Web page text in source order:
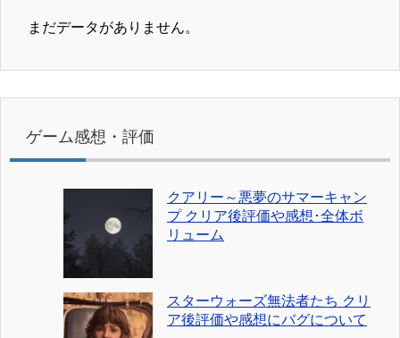
まだデータがありません。
ゲーム感想・評価
クアリー～悪夢のサマーキャン
プ クリア後評価や感想･全体ボ
リューム
スターウォーズ無法者たち クリ
ア後評価や感想にバグについて